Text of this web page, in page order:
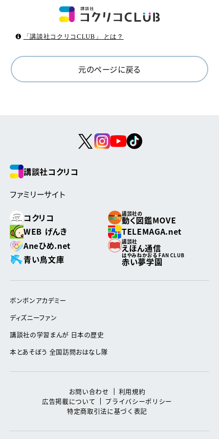
「講談社コクリコCLUB」 とは？
元のページに戻る
講談社コクリコ
ファミリーサイト
コクリコ
講談社の
動く図鑑MOVE
WEB げんき
TELEMAGA.net
Aneひめ.net
講談社
えほん通信
青い鳥文庫
はやみねかおる FAN CLUB
赤い夢学園
ボンボンアカデミー
ディズニーファン
講談社の学習まんが 日本の歴史
本とあそぼう 全国訪問おはなし隊
お問い合わせ
利用規約
広告掲載について
プライバシーポリシー
特定商取引法に基づく表記